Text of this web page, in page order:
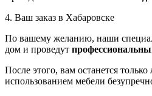
4. Ваш заказ в Хабаровске
По вашему желанию, наши
дом и проведут
После этого, вам останется
использованием мебели